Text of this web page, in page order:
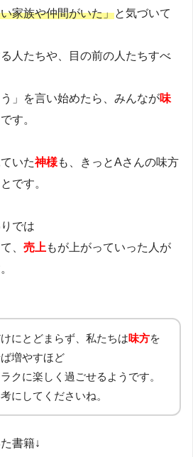
家族や仲間がいた」と気づいて
人たちや、目の前の人たちすべ
」を言い始めたら、みんなが味
す。
いた神様も、きっとAさんの味方
です。
では
、 売上 もが上がっていった人が
にとどまらず、私たちは味方を
増やすほど
クに楽しく過ごせるようです。
にしてくださいね。
書籍↓